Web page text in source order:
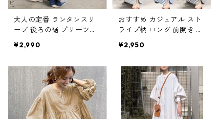
大人の定番 ランタンスリ
ーブ 後ろの裾 プリーツワ
¥2,990
おすすめ カジュアル スト
ライプ柄 ロング 前開き 長
5
¥2,950